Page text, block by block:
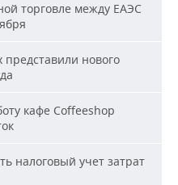
торговле между ЕАЭС
нового
кафе Coffeeshop
налоговый учет затрат